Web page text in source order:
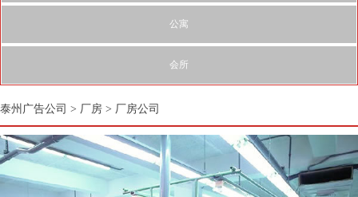
公寓
会所
泰州广告公司 > 厂房 > 厂房公司